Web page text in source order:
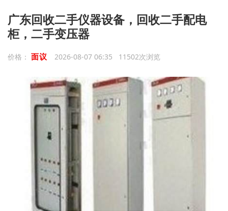
广东回收二手仪器设备，回收二手配电
柜，二手变压器
价格： 面议 2026-08-07 06:35 11502次浏览